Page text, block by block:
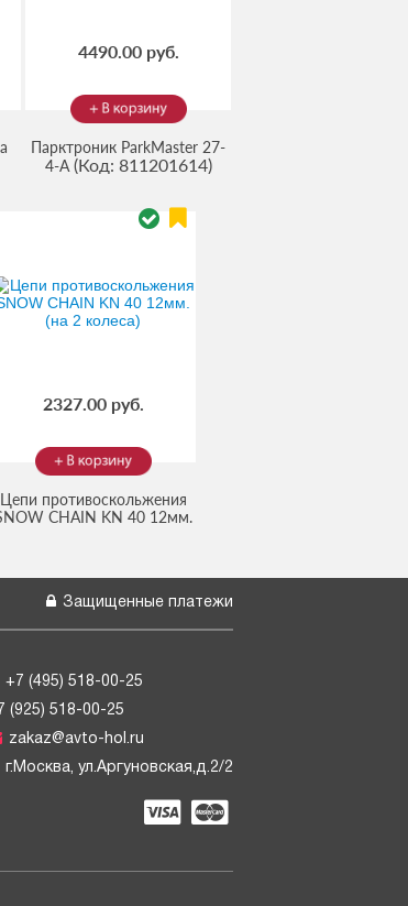
4490.00 руб.
Парктроник ParkMaster 27-
4-A (Код: 811201614)
2327.00 руб.
Цепи противоскольжения
CHAIN KN 40 12мм.
Защищенные платежи
+7 (495) 518-00-25
(925) 518-00-25
zakaz@avto-hol.ru
г.Москва, ул.Аргуновская,д.2/2